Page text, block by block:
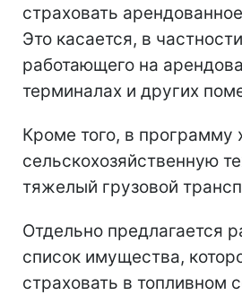
страховать
Это касается, в
работающего на
терминалах и других
Кроме того, в программу
сельскохозяйственную
тяжелый грузовой
Отдельно предлагается
список имущества,
страховать в топливном